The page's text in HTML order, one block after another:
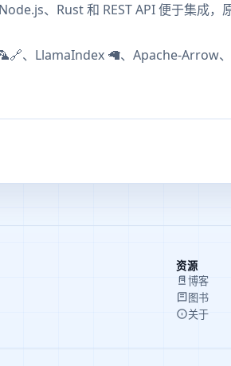
、Rust 和 REST API 便于集成，
、LlamaIndex 🦙、Apache-Arrow
资源
博客
图书
关于